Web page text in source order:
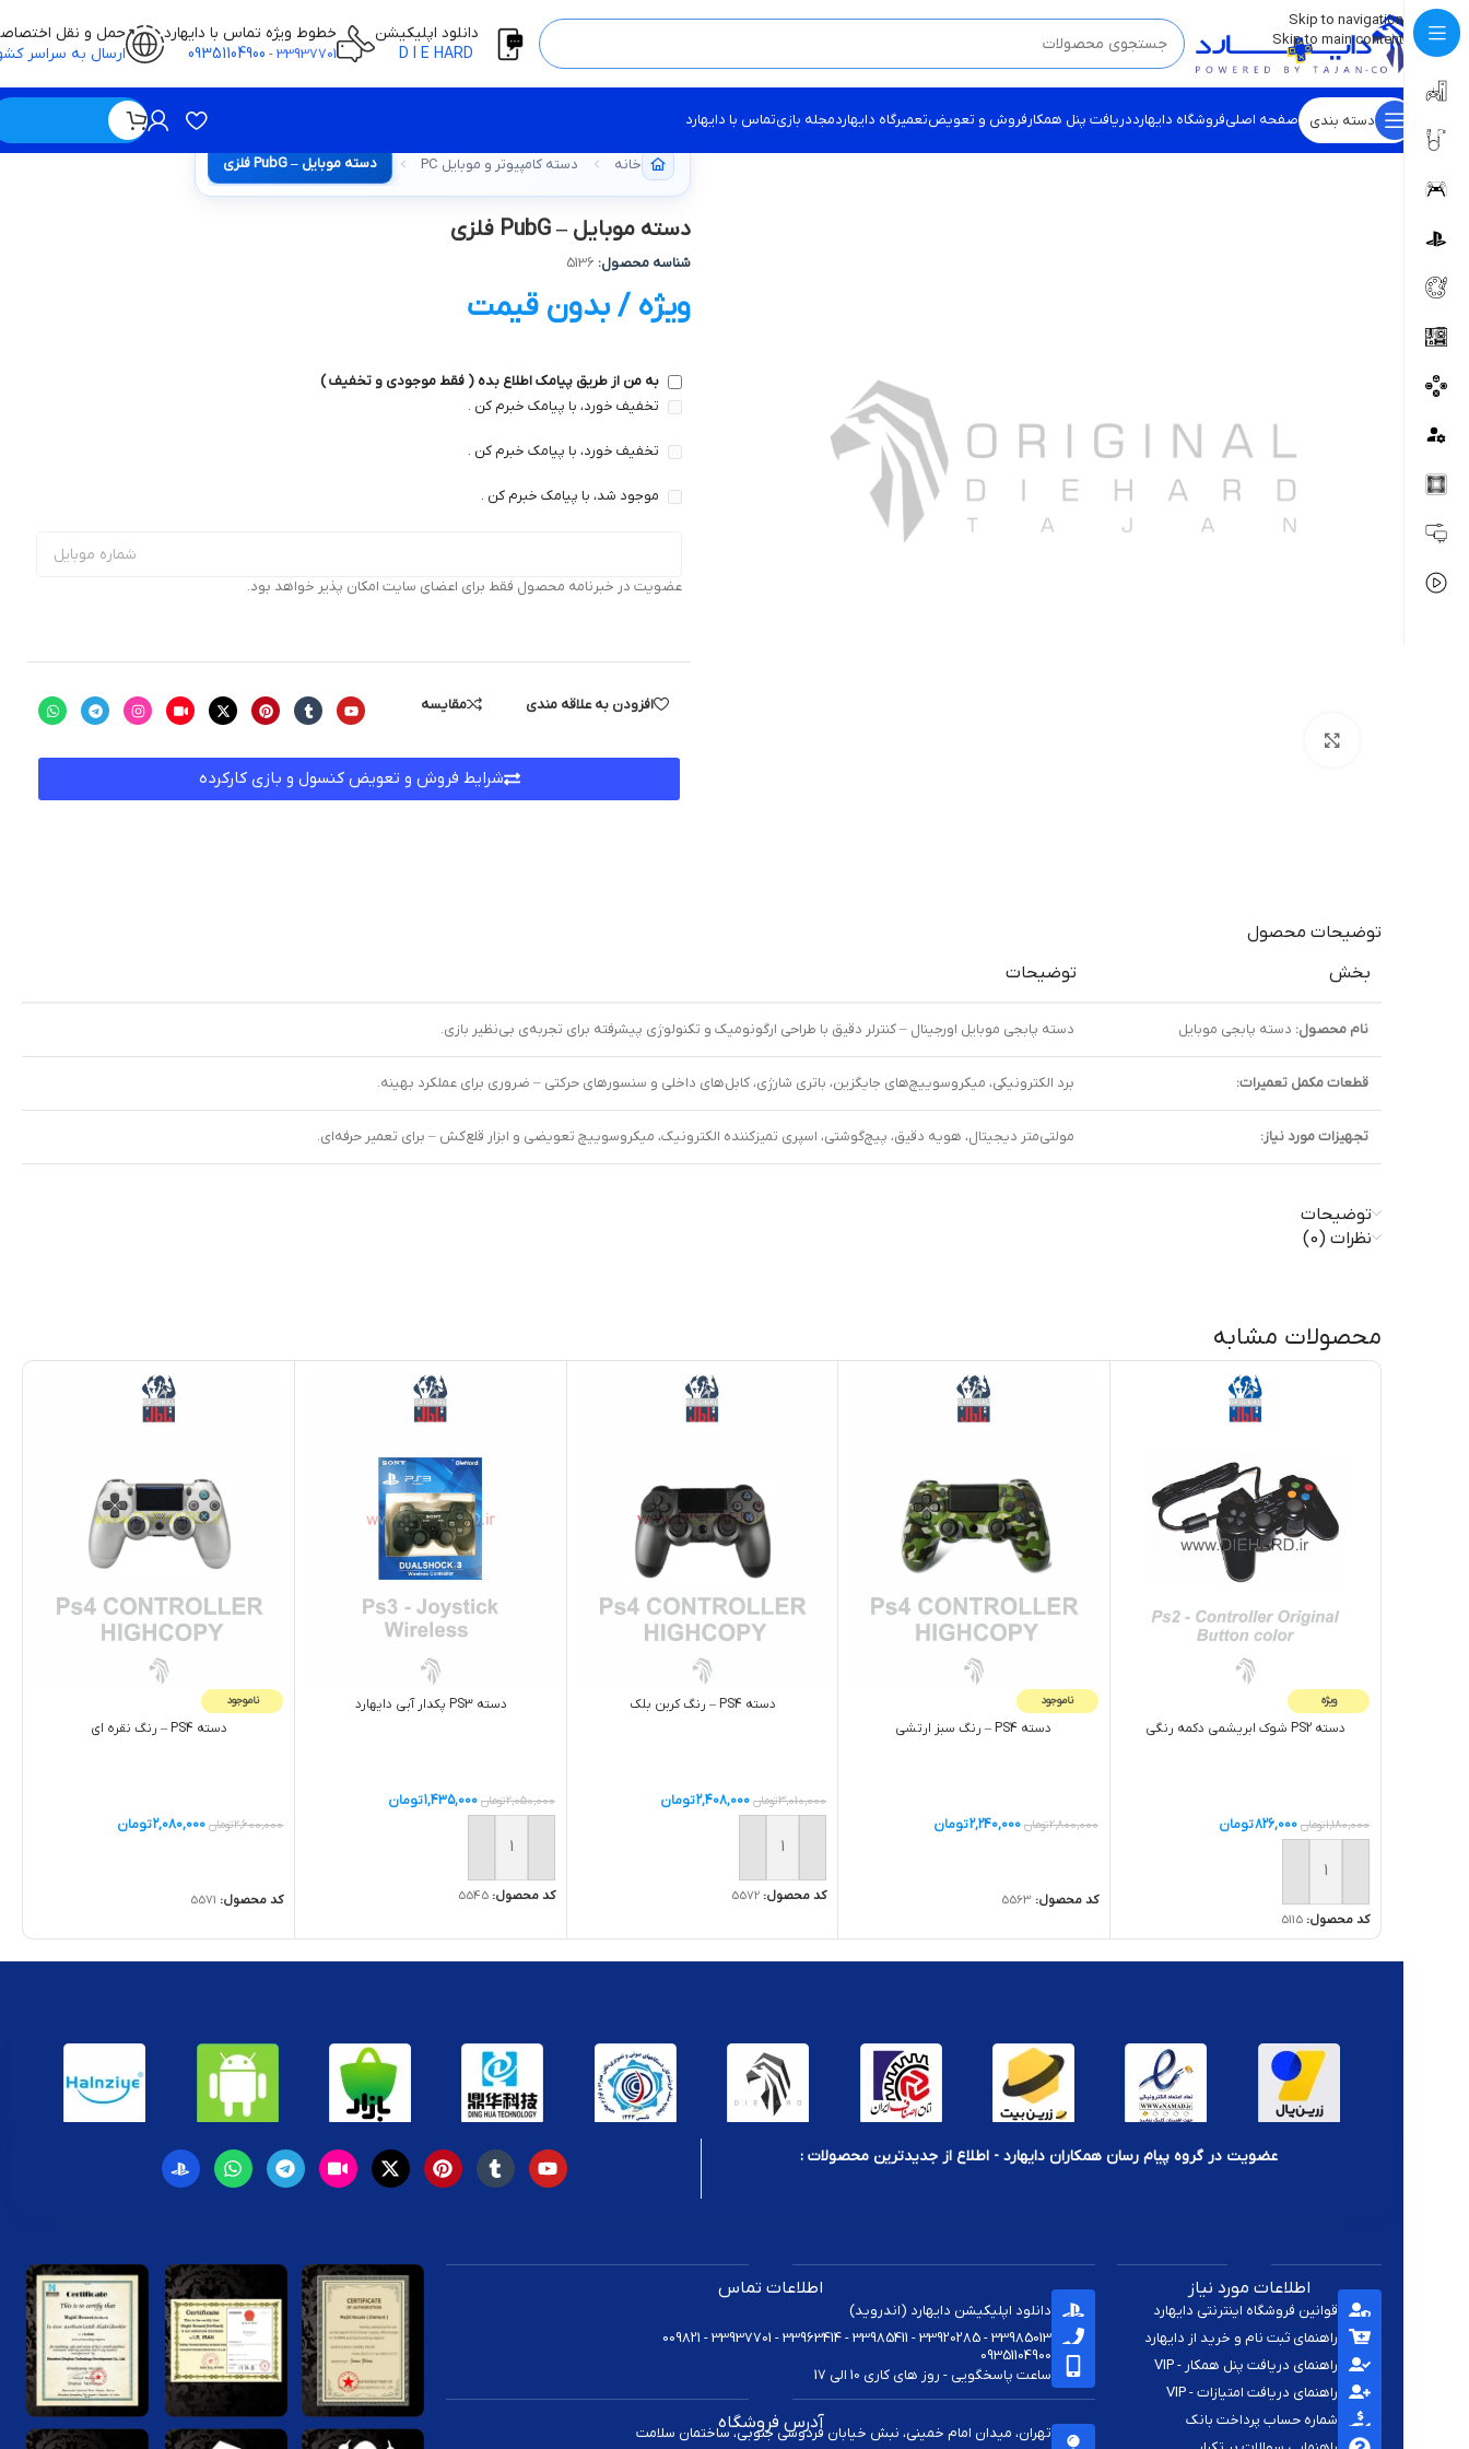
Skip to navigation
Skip to main content
💡برچسب و اسکین کنسول ها بروز شد . . . اینجا کیک کن !
دانلود اپلیکیشن
خطوط ویژه تماس با دایهارد
33937701
-
09351104900
حمل و نقل
ارسال به سراسر
دسته بندی صفحه اصلیفروشگاه دایهارددریافت پنل همکارفروش و تعویضتعمیرگاه دایهاردمجله بازیتماس با دایهارد
خانه دسته کامپیوتر و موبایل PC دسته موبايل – PubG فلزي
دسته موبايل – PubG فلزي
شناسه محصول: 5136
ویژه / بدون قیمت
به من از طریق پیامک اطلاع بده ( فقط موجودی و تخفیف )
تخفیف خورد، با پیامک خبرم کن .
تخفیف خورد، با پیامک خبرم کن .
موجود شد، با پیامک خبرم کن .
عضویت در خبرنامه محصول فقط برای اعضای سایت امکان پذیر خواهد بود.
مقایسه افزودن به علاقه مندی
شرایط فروش و تعویض کنسول و بازی کارکرده
توضیحات محصول
بخش
توضیحات
نام محصول: دسته پابجی موبایل دسته پابجی موبایل اورجینال – کنترلر دقیق با طراحی ارگونومیک و تکنولوژی پیشرفته برای تجربه‌ی بی‌نظیر بازی.
قطعات مکمل تعمیرات: برد الکترونیکی، میکروسوییچ‌های جایگزین، باتری شارژی، کابل‌های داخلی و سنسورهای حرکتی – ضروری برای عملکرد بهینه.
تجهیزات مورد نیاز: مولتی‌متر دیجیتال، هویه دقیق، پیچ‌گوشتی، اسپری تمیزکننده الکترونیک، میکروسوییچ تعویضی و ابزار قلع‌کش – برای تعمیر حرفه‌ای.
توضیحات
نظرات (0)
محصولات مشابه
ویژه
دسته PS2 شوک ابريشمي دکمه رنگي
1,180,000تومان 826,000تومان
افزودن به سبد خرید
کد محصول: 5115
ناموجود
دسته PS4 – رنگ سبز ارتشی
2,800,000تومان 2,240,000تومان
کد محصول:5563
دسته PS4 – رنگ کربن بلک
3,010,000تومان 2,408,000تومان
افزودن به سبد خرید
کد محصول: 5572
دسته PS3 پکدار آبی دایهارد
2,050,000تومان 1,435,000تومان
افزودن به سبد خرید
کد محصول:5545
ناموجود
دسته PS4 – رنگ نقره ای
2,600,000تومان 2,080,000تومان
کد محصول: 5571
عضویت در گروه پیام رسان همکاران دایهارد - اطلاع از جدیدترین محصولات :
اطلاعات مورد نیاز
قوانین فروشگاه اینترنتی دایهارد
راهنمای ثبت نام و خرید از دایهارد
راهنمای دریافت پنل همکار - VIP
راهنمای دریافت امتیازات - VIP
شماره حساب پرداخت بانک
اطلاعات تماس
دانلود اپلیکیشن دایهارد (اندروید)
33985013 - 33920285 - 33985411 - 33963414 - 33937701 - 009821
09351104900
ساعت پاسخگویی - روز های کاری 10 الی 17
آدرس فروشگاه
تهران، میدان امام خمینی، نبش خیابان فردوسی جنوبی، ساختمان سلامت